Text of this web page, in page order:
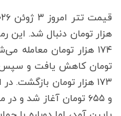
هزار تومان دنبال شد. این
تومان کاهش یافت و سپس